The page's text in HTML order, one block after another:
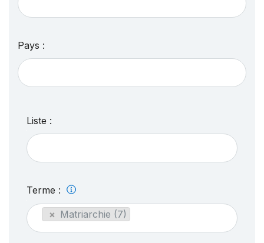
Pays :
Liste :
Terme :
× Matriarchie (7)